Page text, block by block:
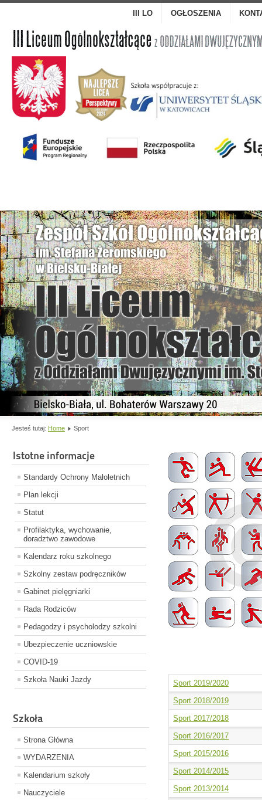
III LO OGŁOSZENIA
Jesteś tutaj: Home Sport
Istotne informacje
Standardy Ochrony Małoletnich
Plan lekcji
Statut
Profilaktyka, wychowanie,
doradztwo zawodowe
Kalendarz roku szkolnego
Szkolny zestaw podręczników
Gabinet pielęgniarki
Rada Rodziców
Pedagodzy i psycholodzy szkolni
Ubezpieczenie uczniowskie
COVID-19
Szkoła Nauki Jazdy
Szkoła
Strona Główna
WYDARZENIA
Kalendarium szkoły
Nauczyciele
Sport 2019/2020
Sport 2018/2019
Sport 2017/2018
Sport 2016/2017
Sport 2015/2016
Sport 2014/2015
Sport 2013/2014